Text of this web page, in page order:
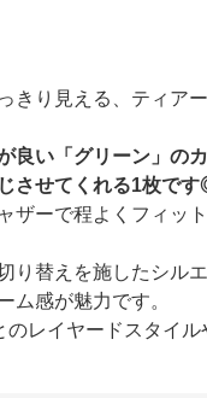
きり見える、ティア
良い「グリーン」の
させてくれる1枚で
ザーで程よくフィッ
り替えを施したシル
ム感が魅力です。
レイヤードスタイル